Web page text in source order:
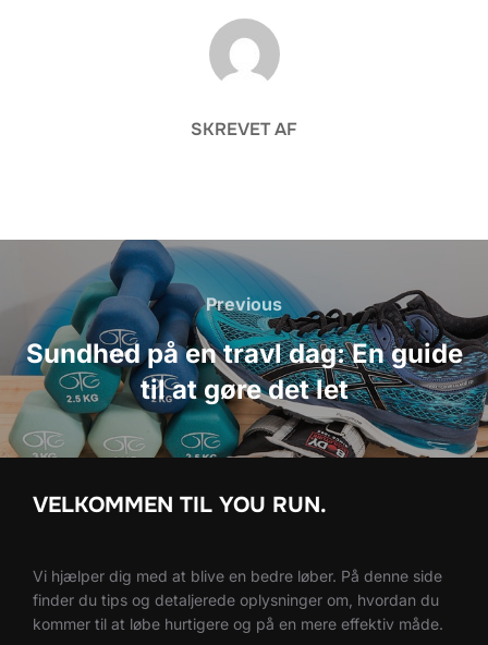
FORFATTER
SKREVET AF
Indlægsnavigation
Previous
Previous
Sundhed på en travl dag: En guide
til at gøre det let
VELKOMMEN TIL YOU RUN.
Vi hjælper dig med at blive en bedre løber. På denne side
finder du tips og detaljerede oplysninger om, hvordan du
kommer til at løbe hurtigere og på en mere effektiv måde.